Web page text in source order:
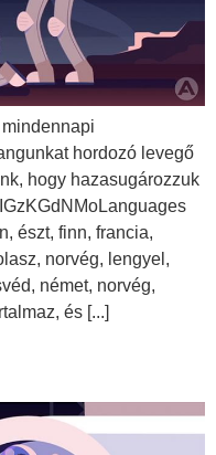
hordozó levegő
hogy hazasugározzuk
észt, finn, francia,
norvég, lengyel,
német, norvég,
és [...]